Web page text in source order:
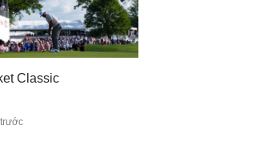
Classic